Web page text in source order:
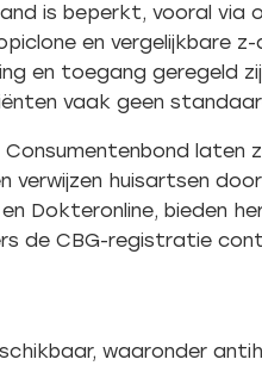
is beperkt, vooral
en vergelijkbare
en toegang geregeld
vaak geen
laten
huisartsen
Dokteronline, bieden
de CBG-registratie
waaronder